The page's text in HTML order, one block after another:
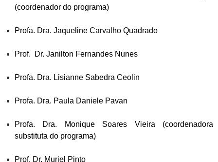
(coordenador do programa)
Profa. Dra. Jaqueline Carvalho Quadrado
Prof. Dr. Janilton Fernandes Nunes
Profa. Dra. Lisianne Sabedra Ceolin
Profa. Dra. Paula Daniele Pavan
Profa. Dra. Monique Soares Vieira (coordenadora
substituta do programa)
Prof. Dr. Muriel Pinto